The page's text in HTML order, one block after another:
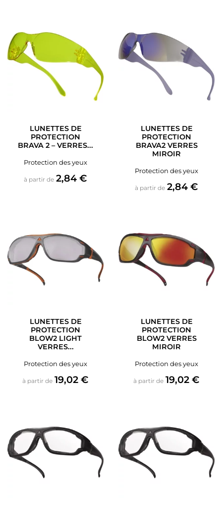
LUNETTES DE
PROTECTION
BRAVA 2 – VERRES...
Protection des yeux
à partir de Prix
2,84 €
LUNETTES DE
PROTECTION
BRAVA2 VERRES
MIROIR
Protection des yeux
à partir de Prix
2,84 €
LUNETTES DE
PROTECTION
BLOW2 LIGHT
VERRES...
Protection des yeux
à partir de Prix
19,02 €
LUNETTES DE
PROTECTION
BLOW2 VERRES
MIROIR
Protection des yeux
à partir de Prix
19,02 €